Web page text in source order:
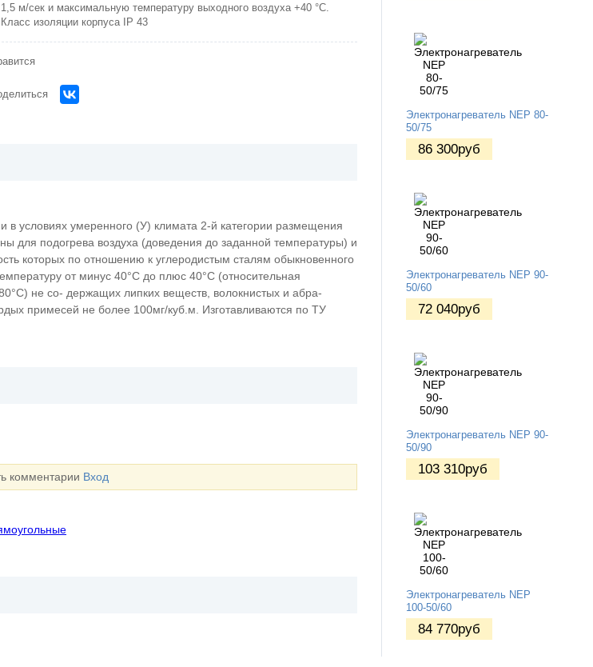
1,5 м/сек и максимальную температуру выходного воздуха +40 °С.
Класс изоляции корпуса IP 43
в условиях умеренного (У) климата 2-й категории размещения
для подогрева воздуха (доведения до заданной температуры) и
которых по отношению к углеродистым сталям обыкновенного
от минус 40°С до плюс 40°С (относительная
не со- держащих липких веществ, волокнистых и абра-
примесей не более 100мг/куб.м. Изготавливаются по ТУ
комментарии Вход
Электронагреватель NEP 80-
50/75
86 300руб
Электронагреватель NEP 90-
50/60
72 040руб
Электронагреватель NEP 90-
50/90
103 310руб
Электронагреватель NEP
100-50/60
84 770руб